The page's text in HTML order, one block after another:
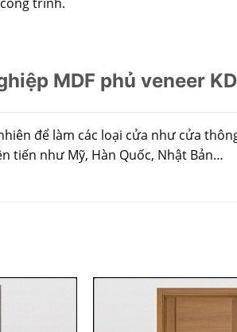
MDF phủ veneer
để làm các loại cửa như cửa
tiến như Mỹ, Hàn Quốc, Nhật Bản…